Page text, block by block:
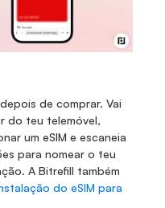
de comprar. Vai
do teu telemóvel,
um eSIM e escaneia
para nomear o teu
A Bitrefill também